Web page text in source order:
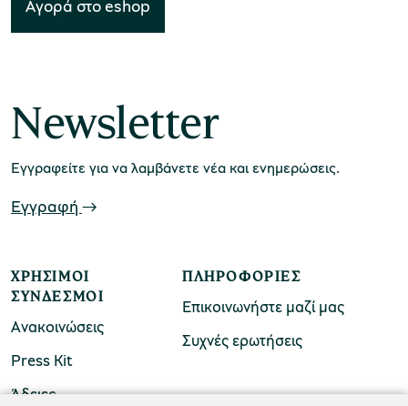
εισιτήρια
εισιτηρίων
πολιτισμού.
Αγορά στο eshop
Newsletter
Εγγραφείτε για να λαμβάνετε νέα και ενημερώσεις.
Εγγραφή
ΧΡΉΣΙΜΟΙ
ΣΎΝΔΕΣΜΟΙ
Ανακοινώσεις
Press Kit
Άδειες
ΠΛΗΡΟΦΟΡΊΕΣ
Επικοινωνήστε μαζί μας
Συχνές ερωτήσεις